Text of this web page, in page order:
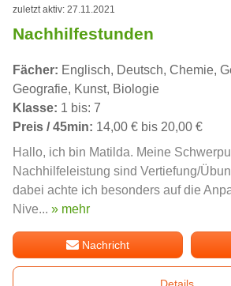
zuletzt aktiv: 27.11.2021
Nachhilfestunden
Fächer: Englisch, Deutsch, Chemie,
Geografie, Kunst, Biologie
Klasse: 1 bis: 7
Preis / 45min: 14,00 € bis 20,00 €
Hallo, ich bin Matilda. Meine
Nachhilfeleistung sind Vertiefung/
dabei achte ich besonders auf die
Nive... » mehr
Nachricht